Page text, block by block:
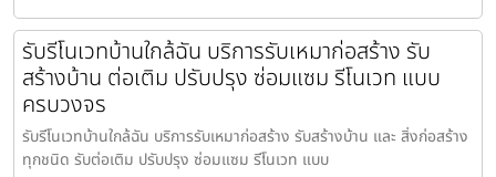
รับรีโนเวทบ้านใกล้ฉัน บริการรับเหมาก่อสร้าง รับ
สร้างบ้าน ต่อเติม ปรับปรุง ซ่อมแซม รีโนเวท แบบ
ครบวงจร
รับรีโนเวทบ้านใกล้ฉัน บริการรับเหมาก่อสร้าง รับสร้างบ้าน และ สิ่งก่อสร้าง
ทุกชนิด รับต่อเติม ปรับปรุง ซ่อมแซม รีโนเวท แบบ